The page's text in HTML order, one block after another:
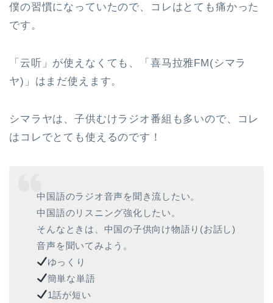
僕の習慣になっていたので、コレはとても痛かった
です。
「云听」が使えなくても、「喜马拉雅FM(シマラ
ヤ)」はまだ使えます。
シマラヤは、子供むけラジオ番組も多いので、コレ
はコレでとても使えるのです！
中国語のラジオ音声を聞き流したい。
中国語のリスニング強化したい。
そんなときは、中国の子供向け物語り(お話し)
音声を聞いてみよう。
ゆっくり
簡単な単語
1話が短い